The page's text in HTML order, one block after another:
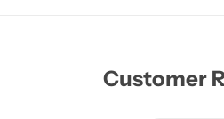
Customer